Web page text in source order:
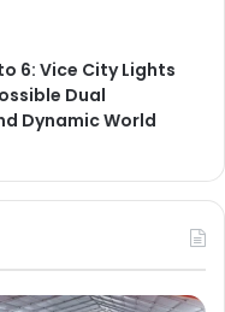
6: Vice City Lights
Dual
Dynamic World